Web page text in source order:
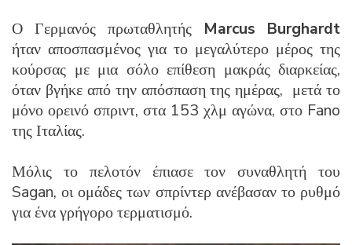
Ο Γερμανός πρωταθλητής Marcus Burghardt
ήταν αποσπασμένος για το μεγαλύτερο μέρος της
κούρσας με μια σόλο επίθεση μακράς διαρκείας,
όταν βγήκε από την απόσπαση της ημέρας, μετά το
μόνο ορεινό σπριντ, στα 153 χλμ αγώνα, στο Fano
της Ιταλίας.
Μόλις το πελοτόν έπιασε τον συναθλητή του
Sagan, οι ομάδες των σπρίντερ ανέβασαν το ρυθμό
για ένα γρήγορο τερματισμό.